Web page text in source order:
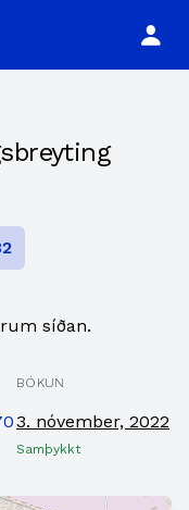
síðan.
BÓKUN
3. nóvember, 2022
Samþykkt